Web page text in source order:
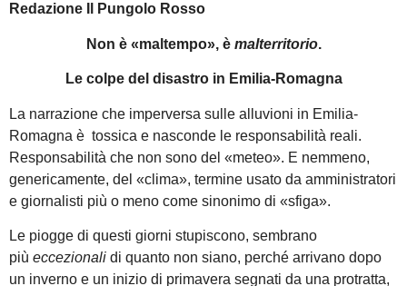
Redazione Il Pungolo Rosso
Non è «maltempo», è malterritorio.
Le colpe del disastro in Emilia-Romagna
La narrazione che imperversa sulle alluvioni in Emilia-
Romagna è tossica e nasconde le responsabilità reali.
Responsabilità che non sono del «meteo». E nemmeno,
genericamente, del «clima», termine usato da amministratori
e giornalisti più o meno come sinonimo di «sfiga».
Le piogge di questi giorni stupiscono, sembrano
più eccezionali di quanto non siano, perché arrivano dopo
un inverno e un inizio di primavera segnati da una protratta,